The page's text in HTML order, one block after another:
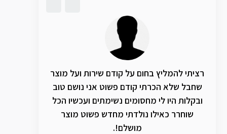
רציתי להמליץ בחום על קודם שירות ועל מוצר
שחבל שלא הכרתי קודם פשוט אני נושם טוב
ובקלות היו לי מחסומים נשימתים ועכשיו הכל
שוחרר כאילו נולדתי מחדש פשוט מוצר
מושלם!.